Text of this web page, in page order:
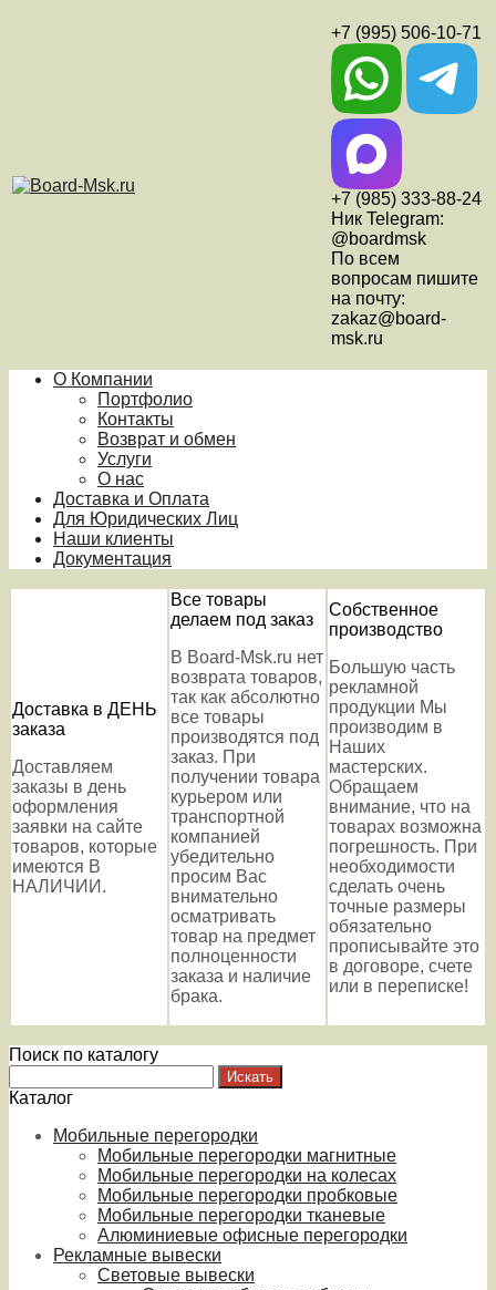
+7 (995) 506-10-71
+7 (985) 333-88-24
Ник Telegram:
@boardmsk
По всем
вопросам пишите
на почту:
zakaz@board-
msk.ru
О Компании
Портфолио
Контакты
Возврат и обмен
Услуги
О нас
Доставка и Оплата
Для Юридических Лиц
Наши клиенты
Документация
Доставка в ДЕНЬ
заказа
Доставляем
заказы в день
оформления
заявки на сайте
товаров, которые
имеются В
НАЛИЧИИ.
Все товары
делаем под заказ
В Board-Msk.ru нет
возврата товаров,
так как абсолютно
все товары
производятся под
заказ. При
получении товара
курьером или
транспортной
компанией
убедительно
просим Вас
внимательно
осматривать
товар на предмет
полноценности
заказа и наличие
брака.
Собственное
производство
Большую часть
рекламной
продукции Мы
производим в
Наших
мастерских.
Обращаем
внимание, что на
товарах возможна
погрешность. При
необходимости
сделать очень
точные размеры
обязательно
прописывайте это
в договоре, счете
или в переписке!
Поиск по каталогу
Каталог
Мобильные перегородки
Мобильные перегородки магнитные
Мобильные перегородки на колесах
Мобильные перегородки пробковые
Мобильные перегородки тканевые
Алюминиевые офисные перегородки
Рекламные вывески
Световые вывески